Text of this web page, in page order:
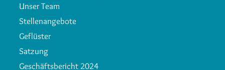
Unser Team
Stellenangebote
Geflüster
Satzung
Geschäftsbericht 2024